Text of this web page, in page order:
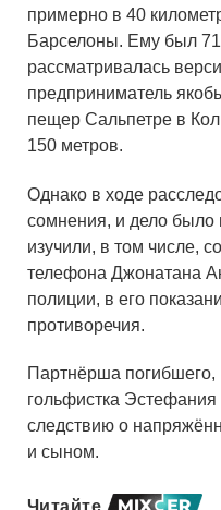
примерно в 40
Барселоны. Ему был
рассматривалась
предприниматель
пещер Сальпетре в
150 метров.
Однако в ходе
сомнения, и дело было
изучили, в том числе,
телефона Джонатана
полиции, в его
противоречия.
Партнёрша
гольфистка
следствию о
и сыном.
Читайте